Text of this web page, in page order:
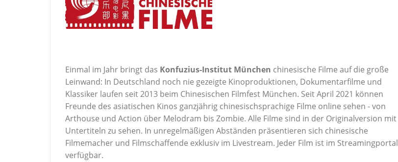
Einmal im Jahr bringt das Konfuzius-Institut München chinesische Filme auf die große
Leinwand: In Deutschland noch nie gezeigte Kinoproduktionen, Dokumentarfilme und
Klassiker laufen seit 2013 beim Chinesischen Filmfest München. Seit April 2021 können
Freunde des asiatischen Kinos ganzjährig chinesischsprachige Filme online sehen - von
Arthouse und Action über Melodram bis Zombie. Alle Filme sind in der Originalversion mit
Untertiteln zu sehen. In unregelmäßigen Abständen präsentieren sich chinesische
Filmemacher und Filmschaffende exklusiv im Livestream. Jeder Film ist im Streamingportal
verfügbar.